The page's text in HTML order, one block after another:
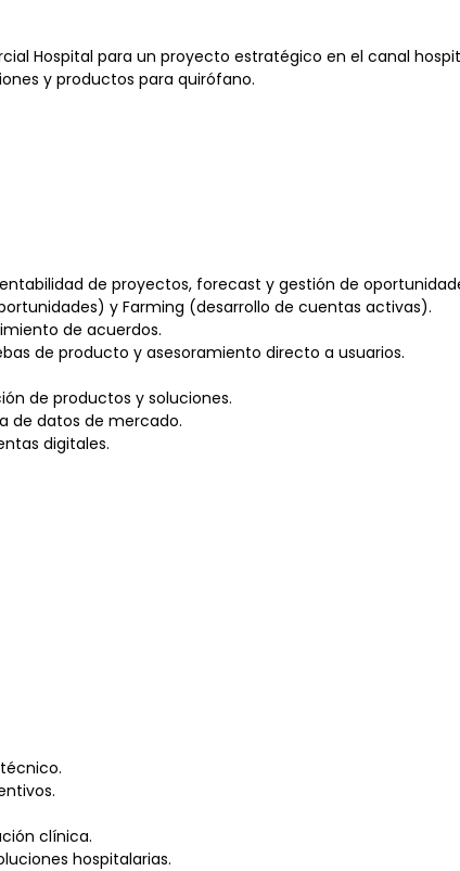
Hospital para un proyecto estratégico en el canal
y productos para quirófano.
de proyectos, forecast y gestión de
y Farming (desarrollo de cuentas activas).
de acuerdos.
de producto y asesoramiento directo a usuarios.
de productos y soluciones.
de datos de mercado.
digitales.
clínica.
hospitalarias.